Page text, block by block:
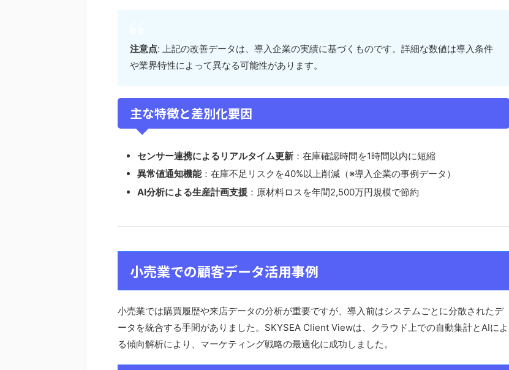
注意点: 上記の改善データは、導入企業の実績に基づくものです。詳細な数値は導入条件
や業界特性によって異なる可能性があります。
主な特徴と差別化要因
センサー連携によるリアルタイム更新 ：在庫確認時間を1時間以内に短縮
異常値通知機能：在庫不足リスクを40%以上削減（※導入企業の事例データ）
AI分析による生産計画支援 ：原材料ロスを年間2,500万円規模で節約
小売業での顧客データ活用事例
小売業では購買履歴や来店データの分析が重要ですが、導入前はシステムごとに分散されたデ
ータを統合する手間がありました。SKYSEA Client Viewは、クラウド上での自動集計とAIによ
る傾向解析により、マーケティング戦略の最適化に成功しました。